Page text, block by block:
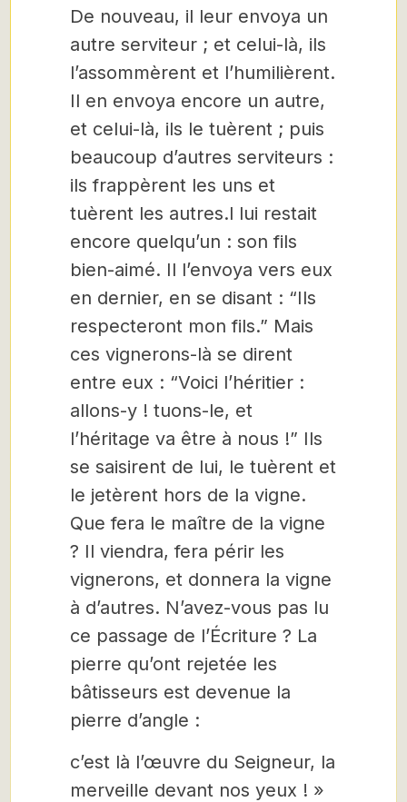
De nouveau, il leur envoya un
autre serviteur ; et celui-là, ils
l’assommèrent et l’humilièrent.
Il en envoya encore un autre,
et celui-là, ils le tuèrent ; puis
beaucoup d’autres serviteurs :
ils frappèrent les uns et
tuèrent les autres.l lui restait
encore quelqu’un : son fils
bien-aimé. Il l’envoya vers eux
en dernier, en se disant : “Ils
respecteront mon fils.” Mais
ces vignerons-là se dirent
entre eux : “Voici l’héritier :
allons-y ! tuons-le, et
l’héritage va être à nous !” Ils
se saisirent de lui, le tuèrent et
le jetèrent hors de la vigne.
Que fera le maître de la vigne
? Il viendra, fera périr les
vignerons, et donnera la vigne
à d’autres. N’avez-vous pas lu
ce passage de l’Écriture ? La
pierre qu’ont rejetée les
bâtisseurs est devenue la
pierre d’angle :
c’est là l’œuvre du Seigneur, la
merveille devant nos yeux ! »